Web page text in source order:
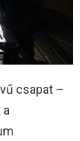
csapat –